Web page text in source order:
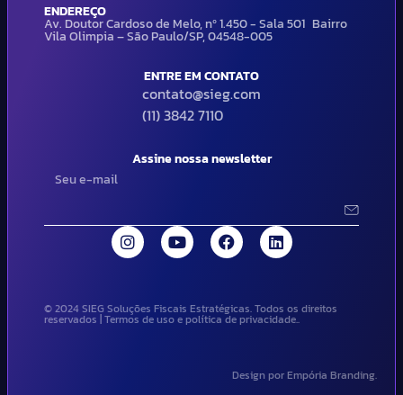
ENDEREÇO
Av. Doutor Cardoso de Melo, nº 1.450 - Sala 501 Bairro
Vila Olimpia – São Paulo/SP, 04548-005
ENTRE EM CONTATO
contato@sieg.com
(11) 3842 7110
Assine nossa newsletter
© 2024 SIEG Soluções Fiscais Estratégicas. Todos os direitos
reservados | Termos de uso e política de privacidade..
Design por Empória Branding.